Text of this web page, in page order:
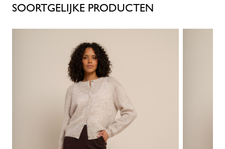
SOORTGELIJKE PRODUCTEN